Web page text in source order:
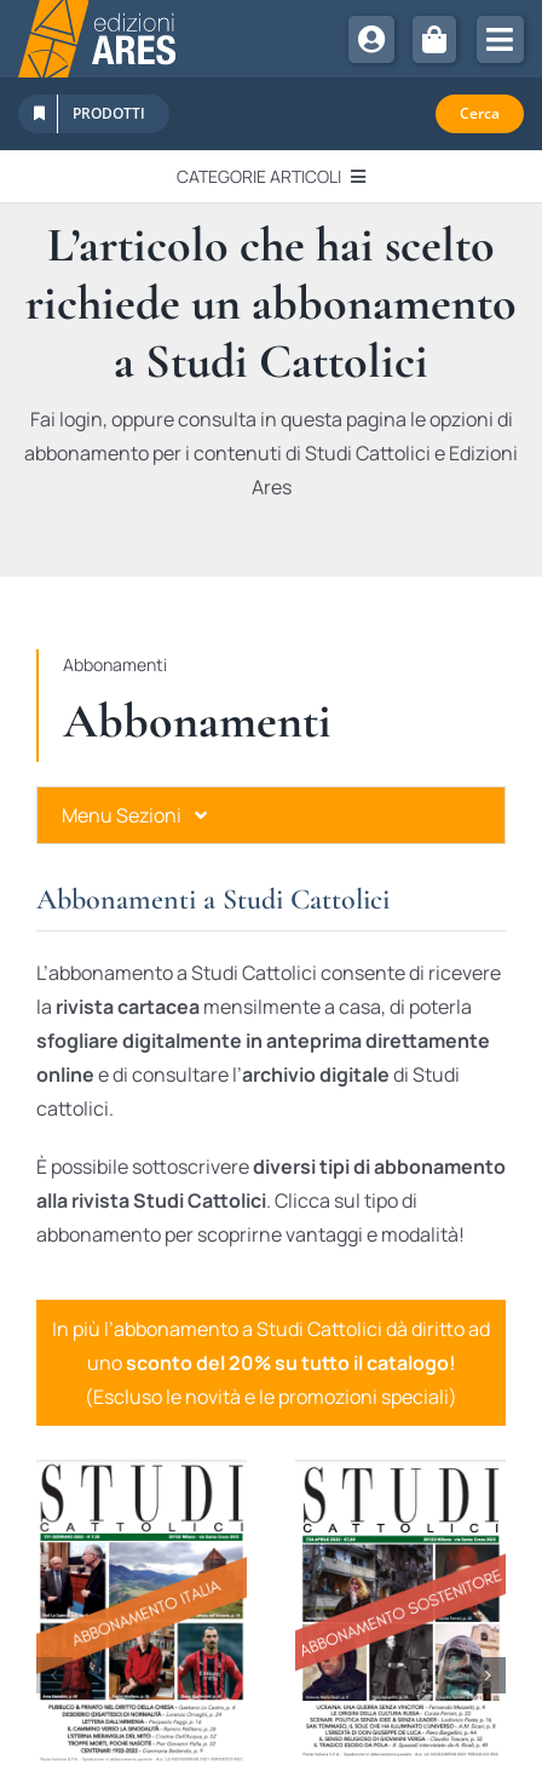
Salta
contenuto
Chi Siamo
Sostienici
Abbonamenti
Promozioni
Newsletter
PRODOTTI Cerca
CATEGORIE ARTICOLI
EDITORIALI
IN QUESTO NUMERO
RECENSIONI
L’articolo che hai scelto
richiede un abbonamento
a Studi Cattolici
Fai login, oppure consulta in questa pagina le opzioni di
abbonamento per i contenuti di Studi Cattolici e Edizioni
Ares
Abbonamenti
Abbonamenti
Menu Sezioni
Ares Gold
Ares Digital
Ares Gift Card
Abbonamenti a Studi Cattolici
L’abbonamento a Studi Cattolici consente di ricevere
la rivista cartaceamensilmente a casa, di poterla
sfogliare digitalmente in anteprima direttamente
onlinee di consultare l’archivio digitaledi Studi
cattolici.
È possibile sottoscriverediversi tipi di abbonamento
alla rivista Studi Cattolici. Clicca sul tipo di
abbonamento per scoprirne vantaggi e modalità!
In più l’abbonamento a Studi Cattolici dà diritto ad
unosconto del 20% su tutto il catalogo!
(Escluso le novità e le promozioni speciali)